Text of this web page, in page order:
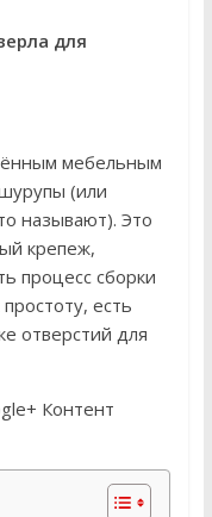
для
мебельным
(или
называют). Это
крепеж,
процесс сборки
есть
отверстий для
Контент